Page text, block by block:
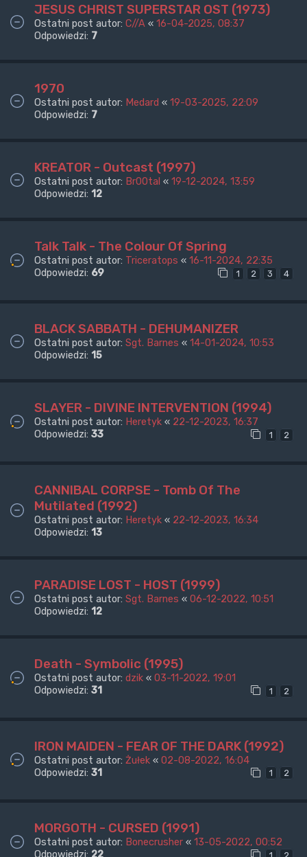
JESUS CHRIST SUPERSTAR OST (1973)
Ostatni post autor: C//A « 16-04-2025, 08:37
Odpowiedzi: 7
1970
Ostatni post autor: Medard « 19-03-2025, 22:09
Odpowiedzi: 7
KREATOR - Outcast (1997)
Ostatni post autor: Br00tal « 19-12-2024, 13:59
Odpowiedzi: 12
Talk Talk - The Colour Of Spring
Ostatni post autor: Triceratops « 16-11-2024, 22:35
Odpowiedzi: 69 1 2 3 4
BLACK SABBATH - DEHUMANIZER
Ostatni post autor: Sgt. Barnes « 14-01-2024, 10:53
Odpowiedzi: 15
SLAYER - DIVINE INTERVENTION (1994)
Ostatni post autor: Heretyk « 22-12-2023, 16:37
Odpowiedzi: 33 1 2
CANNIBAL CORPSE - Tomb Of The
Mutilated (1992)
Ostatni post autor: Heretyk « 22-12-2023, 16:34
Odpowiedzi: 13
PARADISE LOST - HOST (1999)
Ostatni post autor: Sgt. Barnes « 06-12-2022, 10:51
Odpowiedzi: 12
Death - Symbolic (1995)
Ostatni post autor: dzik « 03-11-2022, 19:01
Odpowiedzi: 31 1 2
IRON MAIDEN - FEAR OF THE DARK (1992)
Ostatni post autor: Żułek « 02-08-2022, 16:04
Odpowiedzi: 31 1 2
MORGOTH - CURSED (1991)
Ostatni post autor: Bonecrusher « 13-05-2022, 00:52